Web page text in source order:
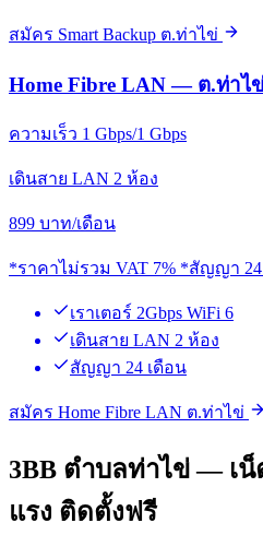
สมัคร Smart Backup ต.ท่าไข่
Home Fibre LAN — ต.ท่าไ
ความเร็ว 1 Gbps/1 Gbps
เดินสาย LAN 2 ห้อง
899 บาท/เดือน
*ราคาไม่รวม VAT 7% *สัญญา
เราเตอร์ 2Gbps WiFi 6
เดินสาย LAN 2 ห้อง
สัญญา 24 เดือน
สมัคร Home Fibre LAN ต.ท่าไข่
3BB ตำบลท่าไข่ — เน็
แรง ติดตั้งฟรี